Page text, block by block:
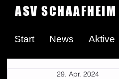
Start News Aktive
ASV SCHAAFHEIM
29. Apr. 2024